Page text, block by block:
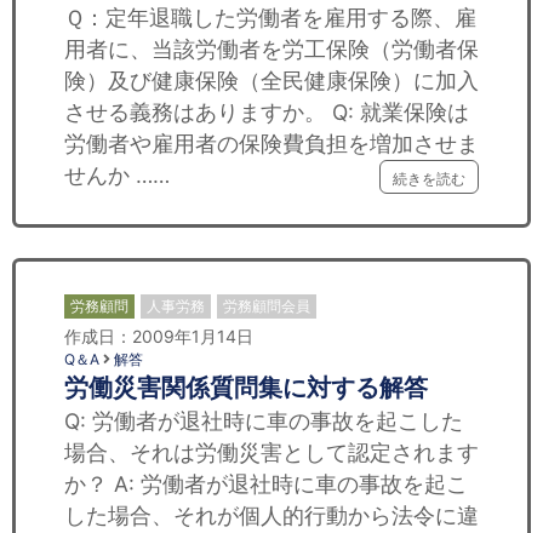
Ｑ：定年退職した労働者を雇用する際、雇
用者に、当該労働者を労工保険（労働者保
険）及び健康保険（全民健康保険）に加入
させる義務はありますか。 Q: 就業保険は
労働者や雇用者の保険費負担を増加させま
せんか ……
続きを読む
労務顧問 人事労務 労務顧問会員
作成日：2009年1月14日
Q＆A 解答
労働災害関係質問集に対する解答
Q: 労働者が退社時に車の事故を起こした
場合、それは労働災害として認定されます
か？ A: 労働者が退社時に車の事故を起こ
した場合、それが個人的行動から法令に違